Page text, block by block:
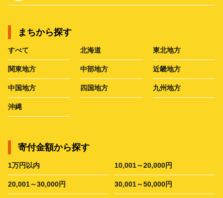
まちから探す
すべて 北海道 東北地方
関東地方 中部地方 近畿地方
中国地方 四国地方 九州地方
沖縄
寄付金額から探す
1万円以内 10,001～20,000円
20,001～30,000円 30,001～50,000円